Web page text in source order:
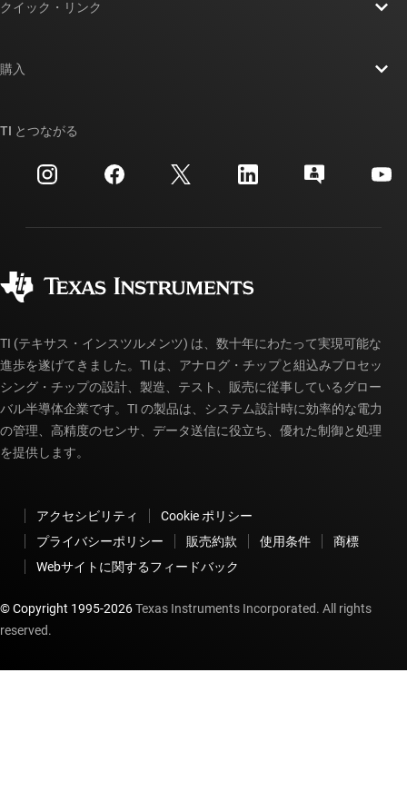
投資家向け情報
製造
クイック・リンク
クロスリファレンス検索
カスタマー・サポート・センター
myTI アカウントの FAQ
購入
ご注文に関する FAQ
TI とつながる
TI (テキサス・インスツルメンツ) は、数十年にわたって実現可能な
進歩を遂げてきました。TI は、アナログ・チップと組込みプロセッ
シング・チップの設計、製造、テスト、販売に従事しているグロー
バル半導体企業です。TI の製品は、システム設計時に効率的な電力
の管理、高精度のセンサ、データ送信に役立ち、優れた制御と処理
を提供します。
アクセシビリティ
Cookie ポリシー
プライバシーポリシー
販売約款 使用条件
商標
Webサイトに関するフィードバック
© Copyright 1995-2026Texas Instruments Incorporated. All rights
reserved.